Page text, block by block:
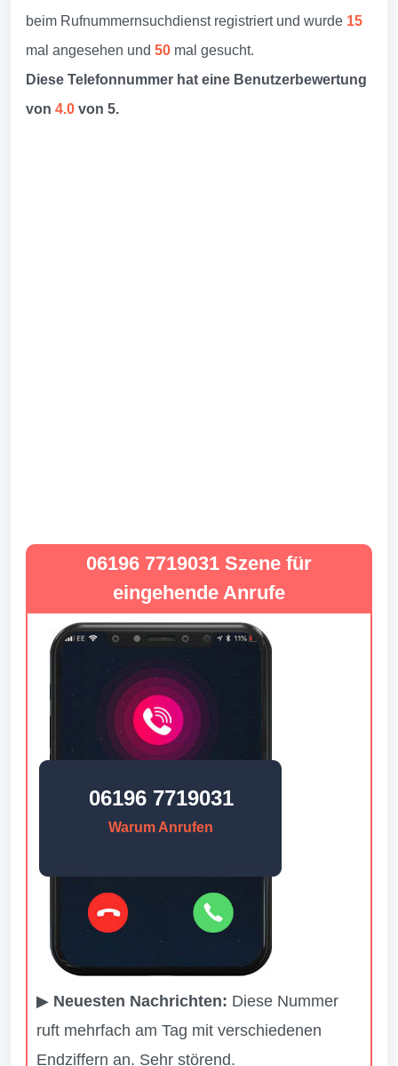
beim Rufnummernsuchdienst registriert und wurde 15
mal angesehen und 50 mal gesucht.
Diese Telefonnummer hat eine Benutzerbewertung
von 4.0 von 5.
06196 7719031 Szene für
eingehende Anrufe
06196 7719031
Warum Anrufen
▶ Neuesten Nachrichten: Diese Nummer
ruft mehrfach am Tag mit verschiedenen
Endziffern an. Sehr störend.